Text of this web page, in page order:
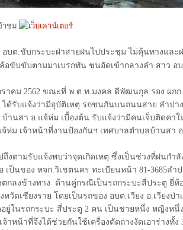
าชม
อบต.ขับกระบะฝ่าสายฝนไปประชุม ไม่คุ้นทางแล
ล้อขับขับตามมาเบรกทัน ชนอัดเข้ากลางลำ สาว อ
าคม 2562 ขณะที่ พ.ต.ท.มงคล ดีพัฒนกุล รอง ผก
ได้รับแจ้งว่ามีอุบัติเหตุ รถชนกันบนถนนสาย ลำปา
านสา อ.แจ้ห่ม เบื้องต้น รับแจ้งว่ามีคนเจ็บติดคา
ห่ม เจ้าหน้าที่งานป้องกันฯ เทศบาลตำบลบ้านสา
ถึงตามรับแจ้งพบว่าจุดเกิดเหตุ ซึ่งเป็นช่วงที่ฝนกำ
เป็นของ หจก.วิเชตนคร ทะเบียนหน้า 81-3685ลำ
กลงข้างทาง
ด้านคู่กรณีเป็นรถกระบะสี่ประตู ยี่ห้
หวัดเชียงราย โดยเป็นรถของ อบต.เวียง อ.เวียงป่
ยู่ในรถกระบะ สี่ประตู 2 คน เป็นชายหนึ่ง หญิงหนึ่
เจ้าหน้าที่จึงได้ช่วยกันใช้เครื่องตัดถ่างงัดเอาร่างทั้ง